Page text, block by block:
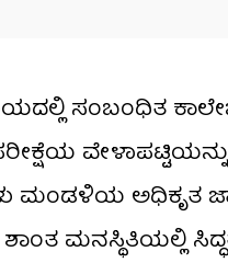
ಸಂಬಂಧಿತ
ಮಂಡಳಿಯ ಅಧಿಕೃತ
ಮನಸ್ಥಿತಿಯಲ್ಲಿ